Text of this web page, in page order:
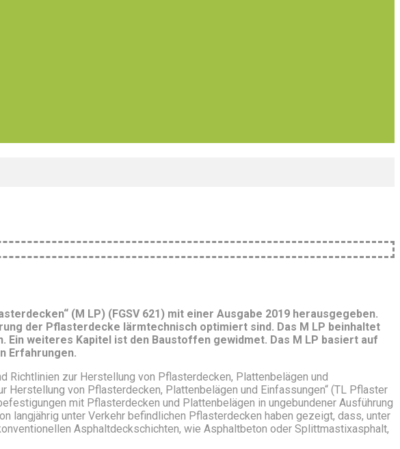
(M LP) (FGSV 621) mit einer Ausgabe 2019 herausgegeben.
der Pflasterdecke lärmtechnisch optimiert sind. Das M LP beinhaltet
weiteres Kapitel ist den Baustoffen gewidmet. Das M LP basiert auf
Erfahrungen.
Richtlinien zur Herstellung von Pflasterdecken, Plattenbelägen und
Herstellung von Pflasterdecken, Plattenbelägen und Einfassungen“ (TL Pflaster
mit Pflasterdecken und Plattenbelägen in ungebundener Ausführung
langjährig unter Verkehr befindlichen Pflasterdecken haben gezeigt, dass, unter
Asphaltdeckschichten, wie Asphaltbeton oder Splittmastixasphalt,